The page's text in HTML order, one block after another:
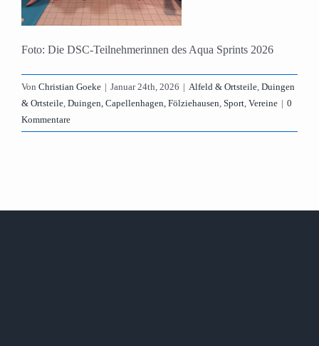
Foto: Die DSC-Teilnehmerinnen des Aqua Sprints 2026
Von Christian Goeke | Januar 24th, 2026 | Alfeld & Ortsteile Duingen
& Ortsteile Duingen, Capellenhagen, Fölziehausen Sport Vereine | 0
Kommentare